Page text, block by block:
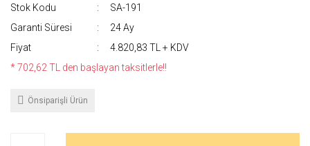
Stok Kodu
SA-191
Garanti Süresi
24 Ay
Fiyat
4.820,83 TL + KDV
* 702,62 TL den başlayan taksitlerle!!
Önsiparişli Ürün